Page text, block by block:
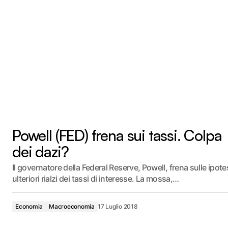
Powell (FED) frena sui tassi. Colpa
dei dazi?
Il governatore della Federal Reserve, Powell, frena sulle
ulteriori rialzi dei tassi di interesse. La mossa,…
Economia Macroeconomia 17 Luglio 2018